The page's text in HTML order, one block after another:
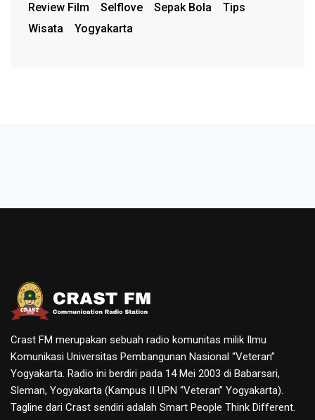
Review Film
Selflove Sepak Bola
Tips
Wisata
Yogyakarta
Crast FM merupakan sebuah radio komunitas milik Ilmu
Komunikasi Universitas Pembangunan Nasional “Veteran”
Yogyakarta. Radio ini berdiri pada 14 Mei 2003 di Babarsari,
Sleman, Yogyakarta (Kampus II UPN “Veteran” Yogyakarta).
Tagline dari Crast sendiri adalah Smart People Think Different.